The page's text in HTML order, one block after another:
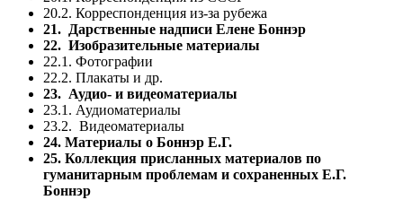
20.2. Корреспонденция из-за рубежа
21. Дарственные надписи Елене Боннэр
22. Изобразительные материалы
22.1. Фотографии
22.2. Плакаты и др.
23. Аудио- и видеоматериалы
23.1. Аудиоматериалы
23.2. Видеоматериалы
24. Материалы о Боннэр Е.Г.
25. Коллекция присланных материалов по
гуманитарным проблемам и сохраненных Е.Г.
Боннэр